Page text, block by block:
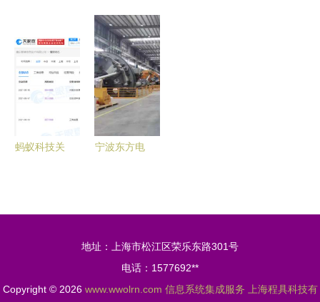
能制造业数
字化转型
位一体”农
产品质量安
全工作体系
信息系统集
蚂蚁科技关
域
宁波东方电
启“硬核”智
造新时代
地址：上海市松江区荣乐东路301号
电话：1577692**
Copyright © 2026 www.wwolrn.com 信息系统集成服务 上海程具科技有